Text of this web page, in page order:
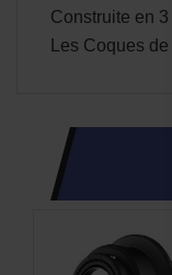
Construite en
Les Coques